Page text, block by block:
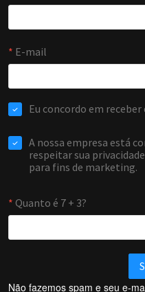
Não fazemos spam e seu e-
WHATSAPP /